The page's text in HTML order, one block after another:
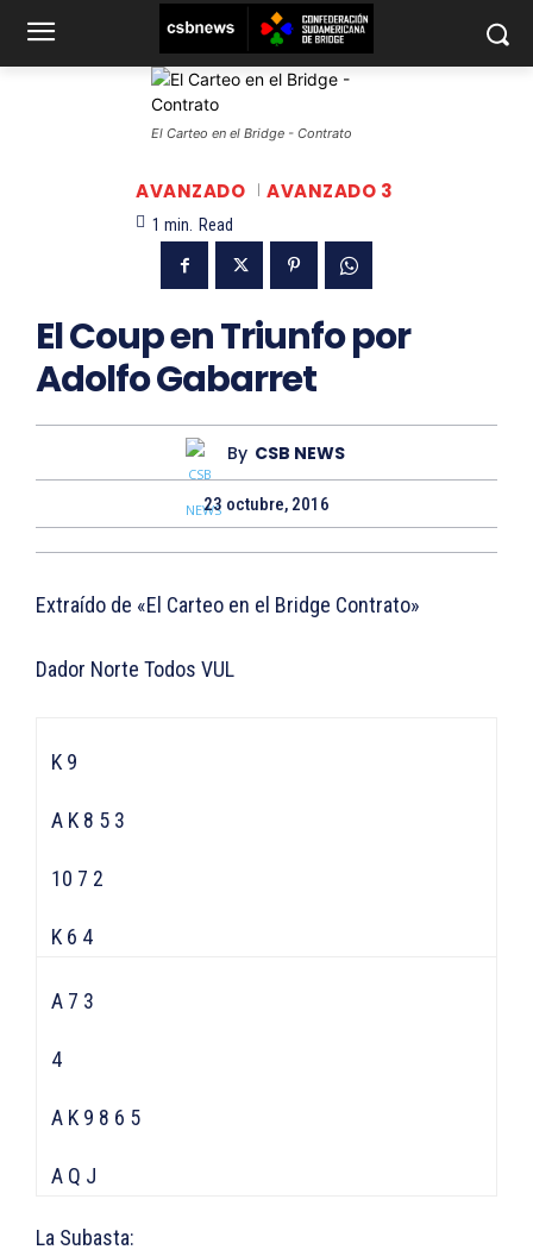
El Carteo en el Bridge - Contrato
AVANZADO AVANZADO 3
1 min. Read
El Coup en Triunfo por
Adolfo Gabarret
By CSB NEWS
23 octubre, 2016
Extraído de «El Carteo en el Bridge Contrato»
Dador Norte Todos VUL
K 9
A K 8 5 3
10 7 2
K 6 4
A 7 3
4
A K 9 8 6 5
A Q J
La Subasta: